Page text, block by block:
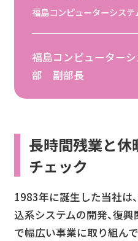
福島コンピューターシステ
福島コンピューター
部 副部長
長時間残業と
チェック
1983年に誕生した当社は
込系システムの開発、復
で幅広い事業に取り組ん